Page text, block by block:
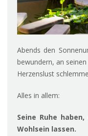
Abends den
bewundern, an
Herzenslust
Alles in allem:
Seine Ruhe
Wohlsein lassen.